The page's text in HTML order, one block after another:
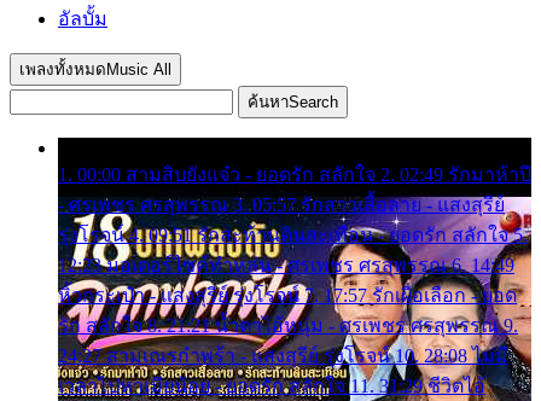
อัลบั้ม
เพลงทั้งหมด Music All
ค้นหาSearch
1. 00:00 สามสิบยังแจ๋ว - ยอดรัก สลักใจ 2. 02:49 รักมาห้าปี
- ศรเพชร ศรสุพรรณ 3. 05:57 รักสาวเสื้อลาย - แสงสุรีย์
รุ่งโรจน์ 4. 09:51 รักสะท้านดินสะเทือน - ยอดรัก สลักใจ 5.
12:23 มอเตอร์ไซค์ทำหล่น - ศรเพชร ศรสุพรรณ 6. 14:49
หิ้วกระเป๋า - แสงสุรีย์ รุ่งโรจน์ 7. 17:57 รักเผื่อเลือก - ยอด
รัก สลักใจ 8. 21:21 น้ำตาไอ้หนุ่ม - ศรเพชร ศรสุพรรณ 9.
24:27 สามเณรกำพร้า - แสงสุรีย์ รุ่งโรจน์ 10. 28:08 ไม่มี
เวลาไปหาเมียน้อย - ยอดรัก สลักใจ 11. 31:29 ชีวิตไอ้